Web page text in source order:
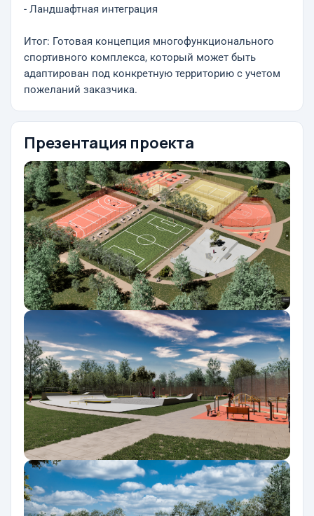
- Ландшафтная интеграция
Итог: Готовая концепция многофункционального
спортивного комплекса, который может быть
адаптирован под конкретную территорию с учетом
пожеланий заказчика.
Презентация проекта